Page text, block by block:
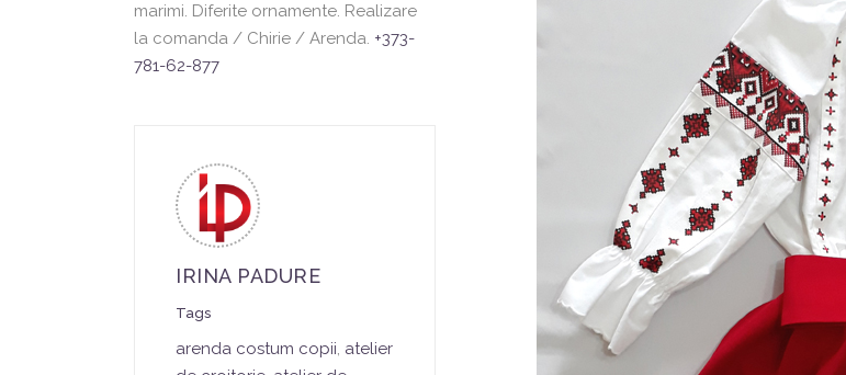
marimi. Diferite ornamente. Realizare
la comanda / Chirie / Arenda. +373-
781-62-877
IRINA PADURE
Tags
arenda costum copii, atelier